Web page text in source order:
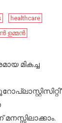
healthcare
ഉമ്മൻ
മികച്ച